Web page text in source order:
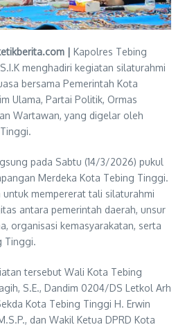
| Kapolres Tebing
menghadiri kegiatan silaturahmi
bersama Pemerintah Kota
Ulama, Partai Politik, Ormas
Wartawan, yang digelar oleh
pada Sabtu (14/3/2026) pukul
Merdeka Kota Tebing Tinggi.
untuk mempererat tali silaturahmi
antara pemerintah daerah, unsur
organisasi kemasyarakatan, serta
Tinggi.
tersebut Wali Kota Tebing
S.E., Dandim 0204/DS Letkol Arh
Kota Tebing Tinggi H. Erwin
dan Wakil Ketua DPRD Kota